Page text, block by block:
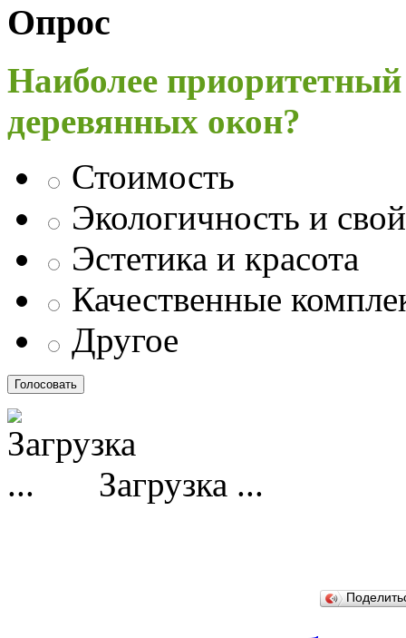
Опрос
Наиболее
деревянных окон?
Стоимость
Экологичность и
Эстетика и красота
Качественные
Другое
Загрузка ...